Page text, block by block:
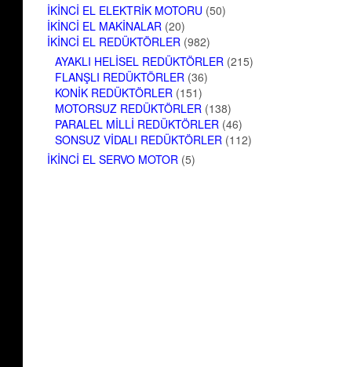
İKINCI EL ELEKTRIK MOTORU (50)
İKINCI EL MAKINALAR (20)
İKINCI EL REDÜKTÖRLER (982)
AYAKLI HELISEL REDÜKTÖRLER (215)
FLANŞLI REDÜKTÖRLER (36)
KONIK REDÜKTÖRLER (151)
MOTORSUZ REDÜKTÖRLER (138)
PARALEL MILLI REDÜKTÖRLER (46)
SONSUZ VIDALI REDÜKTÖRLER (112)
İKINCI EL SERVO MOTOR (5)